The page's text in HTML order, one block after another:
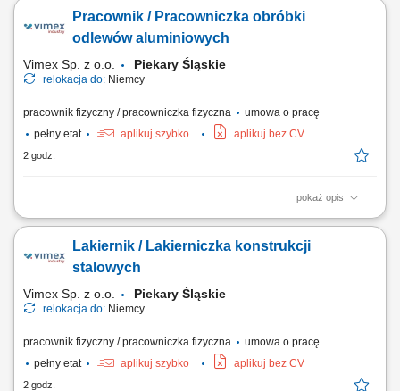
jakości wykonywanych wydruków oraz bieżące usuwanie niezgodności
jakościowych; Nadzór nad prawidłowym przebiegiem procesu
Pracownik / Pracowniczka obróbki
odlewów aluminiowych
Vimex Sp. z o.o. Piekary Śląskie
relokacja do: Niemcy
pracownik fizyczny / pracowniczka fizyczna
umowa o pracę
pełny etat
aplikuj szybko aplikuj bez CV
2 godz.
pokaż opis
Zakres obowiązków: oczyszczanie i wykańczanie odlewów wykonanych
narzędzi i urządzeń; kontrola jakości wykonywanych elementów na
swoim stanowisku pracy; dbanie o wysoką jakość oraz zgodność
Lakiernik / Lakierniczka konstrukcji
stalowych
Vimex Sp. z o.o. Piekary Śląskie
relokacja do: Niemcy
pracownik fizyczny / pracowniczka fizyczna
umowa o pracę
pełny etat
aplikuj szybko aplikuj bez CV
2 godz.